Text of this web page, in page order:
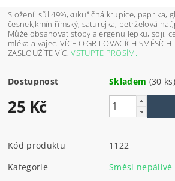
Složení: sůl 49%,kukuřičná krupice, paprika,
česnek,kmín římský, saturejka, petrželová
Může obsahovat stopy alergenu lepku, soji,
mléka a vajec. VÍCE O GRILOVACÍCH SMĚSÍCH
ZASLOUŽÍTE VÍC,VSTUPTE PROSÍM.
Dostupnost Skladem (30 ks)
25 Kč
Kód produktu
1122
Kategorie
Směsi nepálivé